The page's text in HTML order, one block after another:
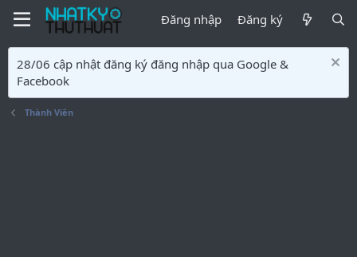
Đăng nhập Đăng ký
28/06 cập nhật đăng ký đăng nhập qua Google &
Facebook
Thành Viên